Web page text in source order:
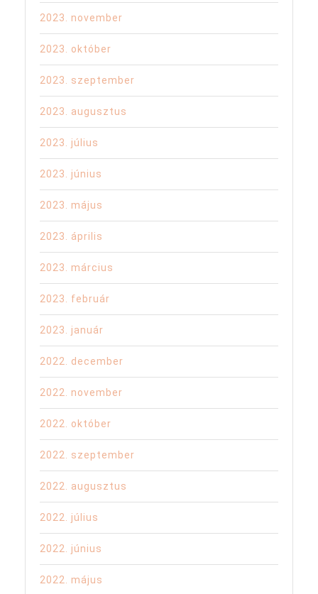
2023. november
2023. október
2023. szeptember
2023. augusztus
2023. július
2023. június
2023. május
2023. április
2023. március
2023. február
2023. január
2022. december
2022. november
2022. október
2022. szeptember
2022. augusztus
2022. július
2022. június
2022. május